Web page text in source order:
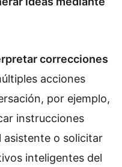
correcciones
acciones
por ejemplo,
instrucciones
asistente o solicitar
inteligentes del